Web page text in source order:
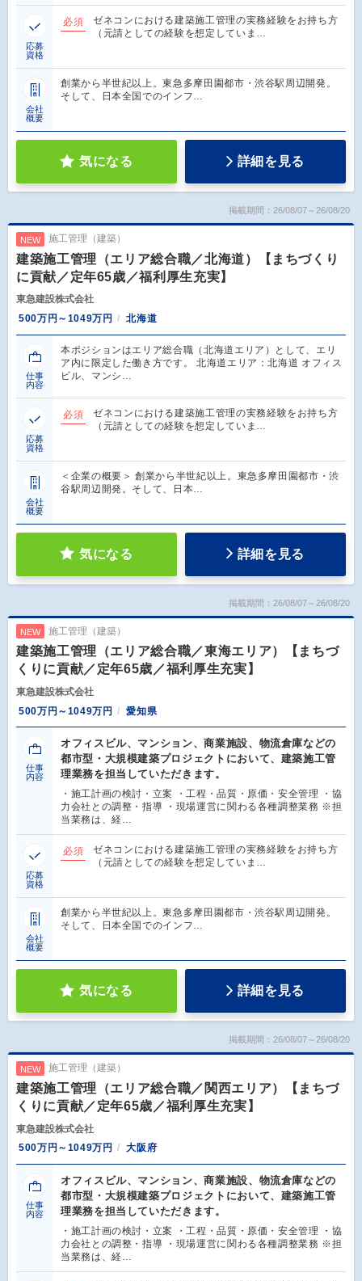
応募
資格
必須
ゼネコンにおける建築施工管理の実務経験をお持ち方
（元請としての経験を想定していま…
会社
概要
創業から半世紀以上。東急多摩田園都市・渋谷駅周辺開発。
そして、日本全国でのインフ…
気になる 詳細を見る
掲載期間：26/08/07～26/08/20
NEW 施工管理（建築）
建築施工管理（エリア総合職／北海道）【まちづくり
に貢献／定年65歳／福利厚生充実】
東急建設株式会社
500万円～1049万円
北海道
仕事
内容
本ポジションはエリア総合職（北海道エリア）として、エリ
ア内に限定した働き方です。 北海道エリア：北海道 オフィス
ビル、マンシ…
応募
資格
必須
ゼネコンにおける建築施工管理の実務経験をお持ち方
（元請としての経験を想定していま…
会社
概要
＜企業の概要＞ 創業から半世紀以上。東急多摩田園都市・渋
谷駅周辺開発。そして、日本…
気になる 詳細を見る
掲載期間：26/08/07～26/08/20
NEW 施工管理（建築）
建築施工管理（エリア総合職／東海エリア）【まちづ
くりに貢献／定年65歳／福利厚生充実】
東急建設株式会社
500万円～1049万円
愛知県
仕事
内容
オフィスビル、マンション、商業施設、物流倉庫などの
都市型・大規模建築プロジェクトにおいて、建築施工管
理業務を担当していただきます。
・施工計画の検討・立案 ・工程・品質・原価・安全管理 ・協
力会社との調整・指導 ・現場運営に関わる各種調整業務 ※担
当業務は、経…
応募
資格
必須
ゼネコンにおける建築施工管理の実務経験をお持ち方
（元請としての経験を想定していま…
会社
概要
創業から半世紀以上。東急多摩田園都市・渋谷駅周辺開発。
そして、日本全国でのインフ…
気になる 詳細を見る
掲載期間：26/08/07～26/08/20
NEW 施工管理（建築）
建築施工管理（エリア総合職／関西エリア）【まちづ
くりに貢献／定年65歳／福利厚生充実】
東急建設株式会社
500万円～1049万円
大阪府
仕事
内容
オフィスビル、マンション、商業施設、物流倉庫などの
都市型・大規模建築プロジェクトにおいて、建築施工管
理業務を担当していただきます。
・施工計画の検討・立案 ・工程・品質・原価・安全管理 ・協
力会社との調整・指導 ・現場運営に関わる各種調整業務 ※担
当業務は、経…